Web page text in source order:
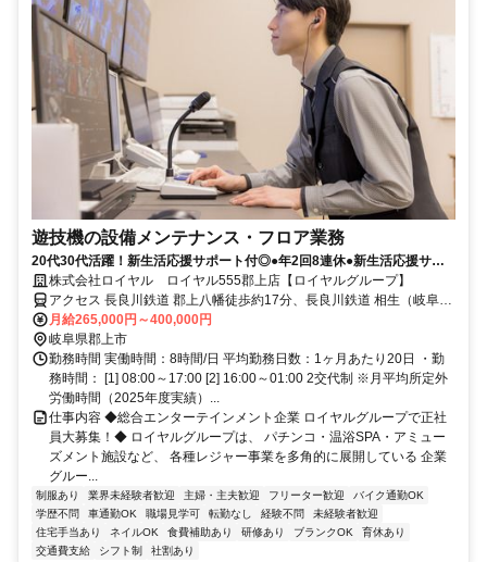
遊技機の設備メンテナンス・フロア業務
20代30代活躍！新生活応援サポート付◎●年2回8連休●新生活応援サポ
ート付●髪色・ネイル自由
株式会社ロイヤル ロイヤル555郡上店【ロイヤルグループ】
アクセス 長良川鉄道 郡上八幡徒歩約17分、長良川鉄道 相生（岐阜
県）徒歩約37分、長良川鉄道 自然園前徒歩約67分
月給265,000円～400,000円
岐阜県郡上市
勤務時間 実働時間：8時間/日 平均勤務日数：1ヶ月あたり20日 ・勤
務時間： [1] 08:00～17:00 [2] 16:00～01:00 2交代制 ※月平均所定外
労働時間（2025年度実績）...
仕事内容 ◆総合エンターテインメント企業 ロイヤルグループで正社
員大募集！◆ ロイヤルグループは、 パチンコ・温浴SPA・アミュー
ズメント施設など、 各種レジャー事業を多角的に展開している 企業
グルー...
制服あり 業界未経験者歓迎 主婦・主夫歓迎 フリーター歓迎
バイク通勤OK
学歴不問
車通勤OK 職場見学可 転勤なし 経験不問
未経験者歓迎
住宅手当あり
ネイルOK 食費補助あり 研修あり ブランクOK
育休あり
交通費支給
シフト制 社割あり